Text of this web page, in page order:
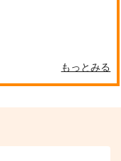
もっとみる